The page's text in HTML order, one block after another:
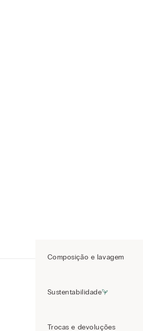
Composição e lavagem
Sustentabilidade
Trocas e devoluções